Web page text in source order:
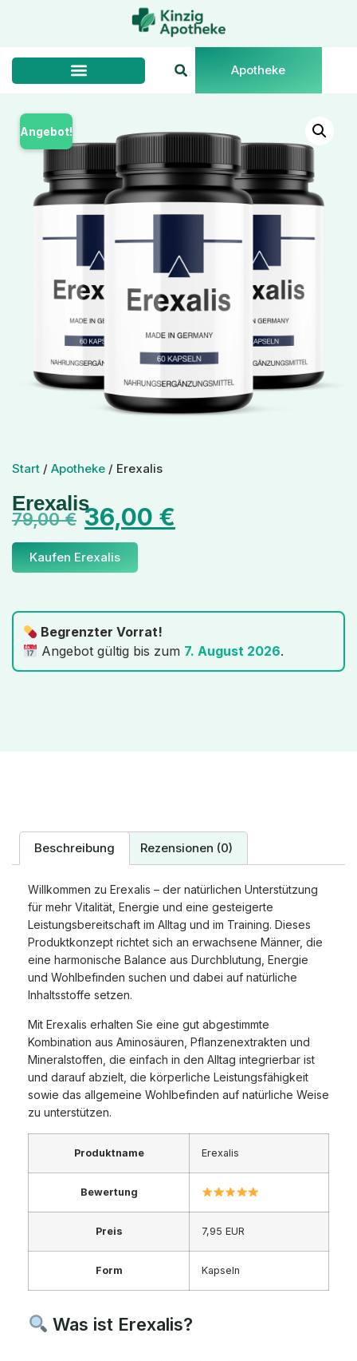
Apotheke
Angebot!
Start / Apotheke / Erexalis
Erexalis
79,00€ 36,00 €
Kaufen Erexalis
Begrenzter Vorrat!
Angebot gültig bis zum 7. August 2026.
Beschreibung Rezensionen (0)
Willkommen zu Erexalis – der natürlichen Unterstützung
für mehr Vitalität, Energie und eine gesteigerte
Leistungsbereitschaft im Alltag und im Training. Dieses
Produktkonzept richtet sich an erwachsene Männer, die
eine harmonische Balance aus Durchblutung, Energie
und Wohlbefinden suchen und dabei auf natürliche
Inhaltsstoffe setzen.
Mit Erexalis erhalten Sie eine gut abgestimmte
Kombination aus Aminosäuren, Pflanzenextrakten und
Mineralstoffen, die einfach in den Alltag integrierbar ist
und darauf abzielt, die körperliche Leistungsfähigkeit
sowie das allgemeine Wohlbefinden auf natürliche Weise
zu unterstützen.
Produktname Erexalis
Bewertung
Preis 7,95 EUR
Form Kapseln
Was ist Erexalis?